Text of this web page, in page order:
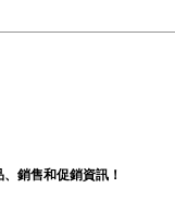
銷售和促銷資訊！